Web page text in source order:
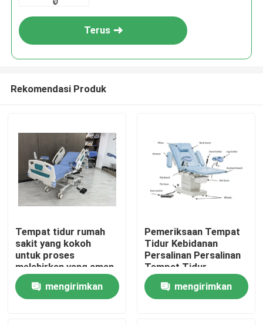
Rumah
Produk
Terus
Rekomendasi Produk
Tempat tidur rumah
sakit yang kokoh
untuk proses
melahirkan yang aman
dan nyaman
mengirimkan
Pemeriksaan Tempat
Tidur Kebidanan
Persalinan Persalinan
Tempat Tidur
Ginekologi
mengirimkan